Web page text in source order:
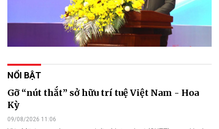
NỔI BẬT
Gỡ “nút thắt” sở hữu trí tuệ Việt Nam - Hoa
Kỳ
09/08/2026 11:06